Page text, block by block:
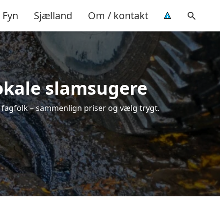
Fyn Sjælland Om / kontakt
slamsugere
– sammenlign priser og vælg trygt.